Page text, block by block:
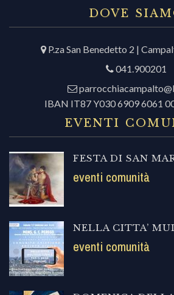
DOVE
P.za San Benedetto 2 |
041.900201
IBAN IT87 Y030 6909 6061
EVENTI
FESTA DI SAN
eventi comunità
NELLA CITTA’
eventi comunità